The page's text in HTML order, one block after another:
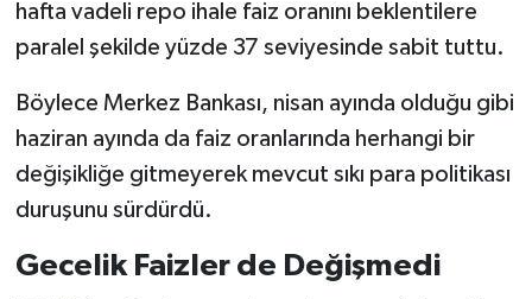
hafta vadeli repo ihale faiz oranını beklentilere
paralel şekilde yüzde 37 seviyesinde sabit tuttu.
Böylece Merkez Bankası, nisan ayında olduğu gibi
haziran ayında da faiz oranlarında herhangi bir
değişikliğe gitmeyerek mevcut sıkı para politikası
duruşunu sürdürdü.
Gecelik Faizler de Değişmedi